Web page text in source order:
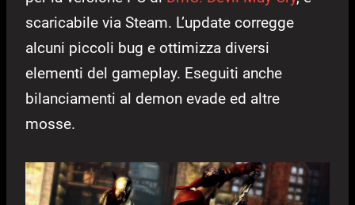
scaricabile via Steam. L’update corregge
alcuni piccoli bug e ottimizza diversi
elementi del gameplay. Eseguiti anche
bilanciamenti al demon evade ed altre
mosse.